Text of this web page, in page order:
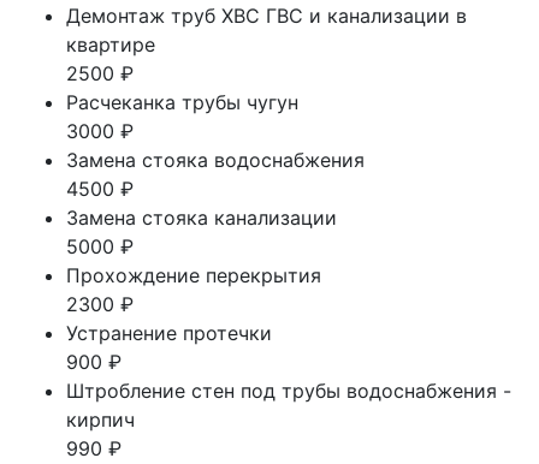
Демонтаж труб ХВС ГВС и канализации в
квартире
2500 ₽
Расчеканка трубы чугун
3000 ₽
Замена стояка водоснабжения
4500 ₽
Замена стояка канализации
5000 ₽
Прохождение перекрытия
2300 ₽
Устранение протечки
900 ₽
Штробление стен под трубы водоснабжения -
кирпич
990 ₽